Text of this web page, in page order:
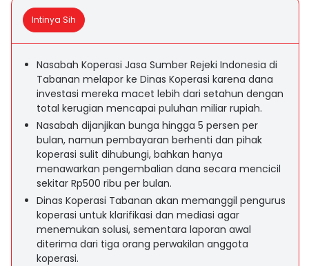
Intinya Sih
Nasabah Koperasi Jasa Sumber Rejeki Indonesia di
Tabanan melapor ke Dinas Koperasi karena dana
investasi mereka macet lebih dari setahun dengan
total kerugian mencapai puluhan miliar rupiah.
Nasabah dijanjikan bunga hingga 5 persen per
bulan, namun pembayaran berhenti dan pihak
koperasi sulit dihubungi, bahkan hanya
menawarkan pengembalian dana secara mencicil
sekitar Rp500 ribu per bulan.
Dinas Koperasi Tabanan akan memanggil pengurus
koperasi untuk klarifikasi dan mediasi agar
menemukan solusi, sementara laporan awal
diterima dari tiga orang perwakilan anggota
koperasi.